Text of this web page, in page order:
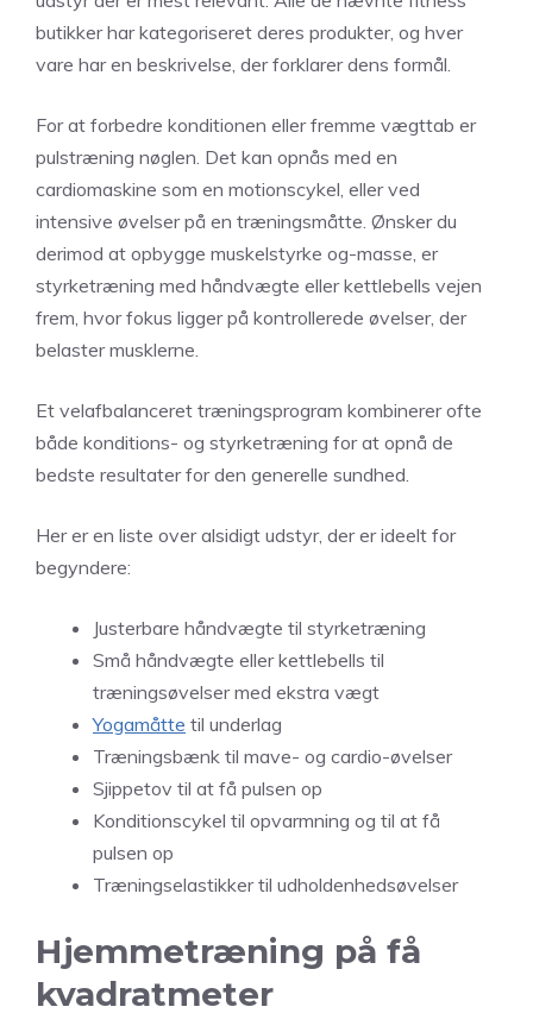
butikker har kategoriseret deres produkter, og hver
vare har en beskrivelse, der forklarer dens formål.
For at forbedre konditionen eller fremme vægttab er
pulstræning nøglen. Det kan opnås med en
cardiomaskine som en motionscykel, eller ved
intensive øvelser på en træningsmåtte. Ønsker du
derimod at opbygge muskelstyrke og-masse, er
styrketræning med håndvægte eller kettlebells vejen
frem, hvor fokus ligger på kontrollerede øvelser, der
belaster musklerne.
Et velafbalanceret træningsprogram kombinerer ofte
både konditions- og styrketræning for at opnå de
bedste resultater for den generelle sundhed.
Her er en liste over alsidigt udstyr, der er ideelt for
begyndere:
Justerbare håndvægte til styrketræning
Små håndvægte eller kettlebells til
træningsøvelser med ekstra vægt
Yogamåtte til underlag
Træningsbænk til mave- og cardio-øvelser
Sjippetov til at få pulsen op
Konditionscykel til opvarmning og til at få
pulsen op
Træningselastikker til udholdenhedsøvelser
Hjemmetræning på få
kvadratmeter